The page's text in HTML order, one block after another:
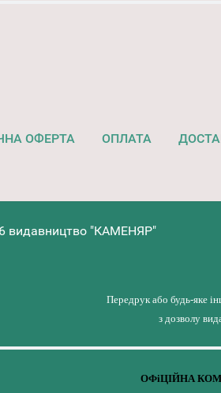
ОФЕРТА ОПЛАТА
видавництво "КАМЕНЯР"
Передрук або будь-яке
з дозволу
ОФіЦІЙНА